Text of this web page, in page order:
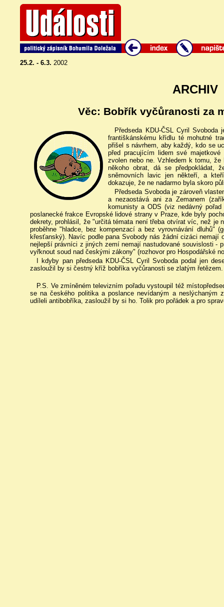
25.2. - 6.3. 2002
ARCHIV
Věc: Bobřík vyčůranosti za
Předseda KDU-ČSL Cyril
františkánskému křídlu té mohutné
přišel s návrhem, aby každý, kdo se
před pracujícím lidem své
zvolen nebo ne. Vzhledem k tomu,
někoho obrat, dá se předpokládat,
sněmovních lavic jen někteří, a
dokazuje, že ne nadarmo byla skoro
Předseda Svoboda je zároveň
a nezaostává ani za Zemanem
komunisty a ODS (viz nedávný
poslanecké frakce Evropské lidové strany v Praze, kde byly
dekrety, prohlásil, že "určitá témata není třeba otvírat víc, než je
proběhne "hladce, bez kompenzací a bez vyrovnávání dluhů"
křesťanský). Navíc podle pana Svobody nás žádní cizáci nemají
nejlepší právníci z jiných zemí nemají nastudované souvislosti -
vyřknout soud nad českými zákony" (rozhovor pro Hospodářské
I kdyby pan předseda KDU-ČSL Cyril Svoboda podal jen
zasloužil by si čestný kříž bobříka vyčůranosti se zlatým
P.S. Ve zmíněném televizním pořadu vystoupil též
se na českého politika a poslance nevídaným a neslýchaným
udíleli antibobříka, zasloužil by si ho. Tolik pro pořádek a pro